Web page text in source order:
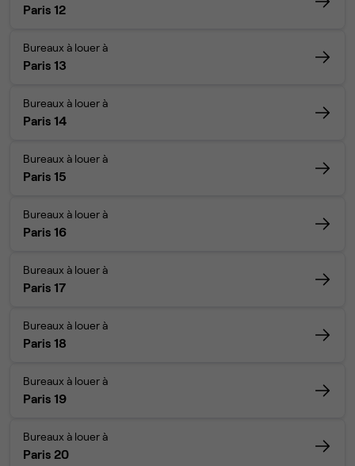
Paris 12
Bureaux à louer à
Paris 13
Bureaux à louer à
Paris 14
Bureaux à louer à
Paris 15
Bureaux à louer à
Paris 16
Bureaux à louer à
Paris 17
Bureaux à louer à
Paris 18
Bureaux à louer à
Paris 19
Bureaux à louer à
Paris 20